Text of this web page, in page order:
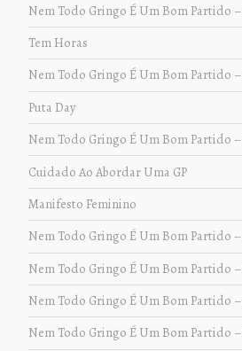
Nem Todo Gringo É Um Bom Partido
Tem Horas
Nem Todo Gringo É Um Bom Partido
Puta Day
Nem Todo Gringo É Um Bom Partido
Cuidado Ao Abordar Uma GP
Manifesto Feminino
Nem Todo Gringo É Um Bom Partido –
Nem Todo Gringo É Um Bom Partido
Nem Todo Gringo É Um Bom Partido –
Nem Todo Gringo É Um Bom Partido